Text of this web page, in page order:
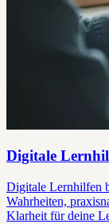
Digitale
Digitale Lernhilfen
Wahrheiten,
Klarheit für deine